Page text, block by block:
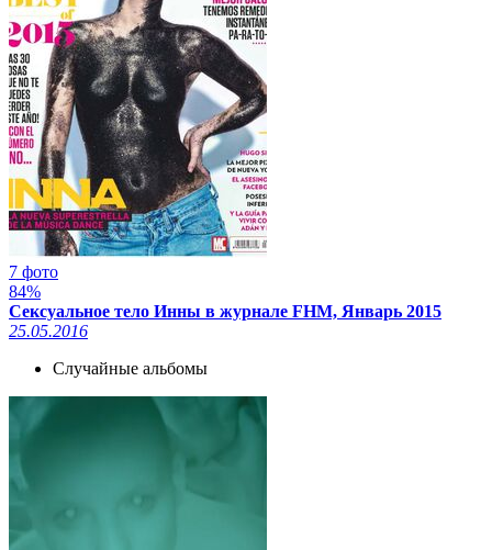
7 фото
84%
Сексуальное тело Инны в журнале FHM, Январь 2015
25.05.2016
Случайные альбомы